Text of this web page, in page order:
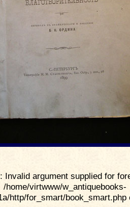
Invalid argument supplied for
/home/virtwww/w_antiquebooks-
http/for_smart/book_smart.php